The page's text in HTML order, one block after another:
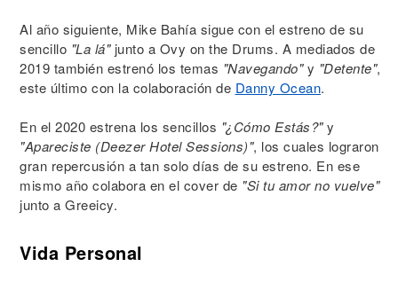
Al año siguiente, Mike Bahía sigue con el estreno de su
sencillo "La lá"junto a Ovy on the Drums. A mediados de
2019 también estrenó los temas "Navegando"y "Detente",
este último con la colaboración de Danny Ocean.
En el 2020 estrena los sencillos "¿Cómo Estás?"y
"Apareciste (Deezer Hotel Sessions)", los cuales lograron
gran repercusión a tan solo días de su estreno. En ese
mismo año colabora en el cover de "Si tu amor no vuelve"
junto a Greeicy.
Vida Personal